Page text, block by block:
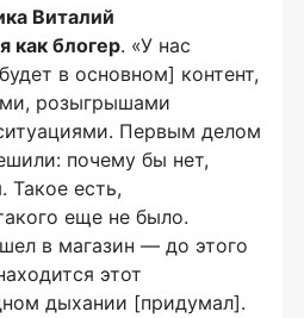
Виталий
как блогер. «У нас
в основном] контент,
розыгрышами
Первым делом
почему бы нет,
Такое есть,
еще не было.
в магазин — до этого
этот
дыхании [придумал].